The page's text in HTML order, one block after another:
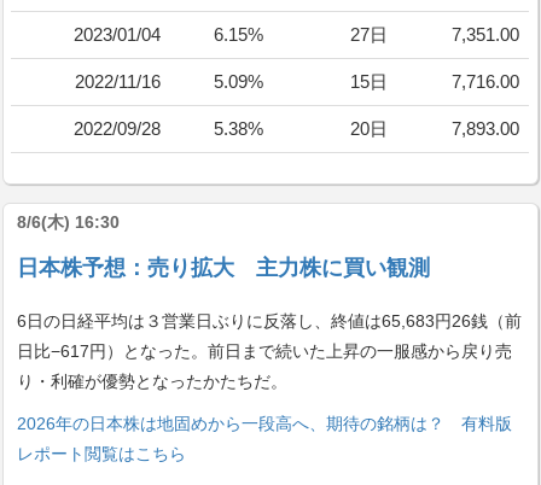
2023/01/04 6.15% 27日 7,351.00
2022/11/16 5.09% 15日 7,716.00
2022/09/28 5.38% 20日 7,893.00
8/6(木) 16:30
日本株予想：売り拡大 主力株に買い観測
6日の日経平均は３営業日ぶりに反落し、終値は65,683円26銭（前
日比−617円）となった。前日まで続いた上昇の一服感から戻り売
り・利確が優勢となったかたちだ。
2026年の日本株は地固めから一段高へ、期待の銘柄は？ 有料版
レポート閲覧はこちら